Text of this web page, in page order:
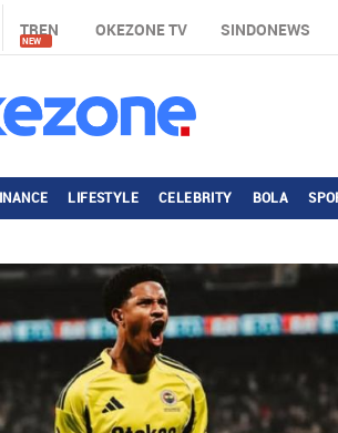
TREN
NEW
OKEZONE TV SINDONEWS
LIFESTYLE CELEBRITY BOLA